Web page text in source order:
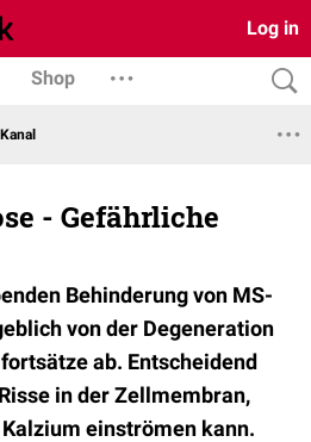
Log in
Shop
- Gefährliche
Behinderung von MS-
von der Degeneration
ab. Entscheidend
in der Zellmembran,
Kalzium einströmen kann.